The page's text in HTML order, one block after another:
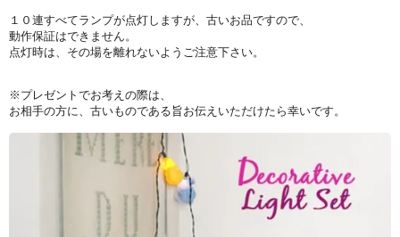
１０連すべてランプが点灯しますが、古いお品ですので、
動作保証はできません。
点灯時は、その場を離れないようご注意下さい。
※プレゼントでお考えの際は、
お相手の方に、古いものである旨お伝えいただけたら幸いです。